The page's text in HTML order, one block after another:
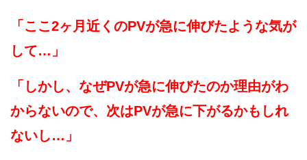
「ここ2ヶ月近くのPVが急に伸びたような気が
して…」
「しかし、なぜPVが急に伸びたのか理由がわ
からないので、次はPVが急に下がるかもしれ
ないし…」